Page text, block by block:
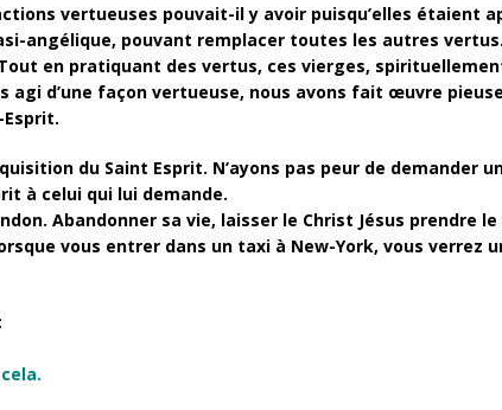
vertueuses pouvait-il y avoir puisqu’elles étaient
angélique, pouvant remplacer toutes les autres
en pratiquant des vertus, ces vierges,
d’une façon vertueuse, nous avons fait œuvre
du Saint Esprit. N’ayons pas peur de demander
à celui qui lui demande.
Abandonner sa vie, laisser le Christ Jésus prendre
vous entrer dans un taxi à New-York, vous verrez